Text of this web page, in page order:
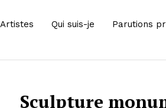
Artistes Qui suis-je
Parutions
Sculpture